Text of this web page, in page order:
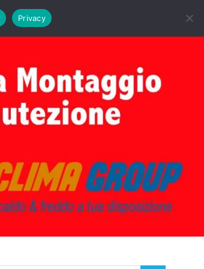
PRIMA ACCENSIONE CALDAIE BIASI
Privacy